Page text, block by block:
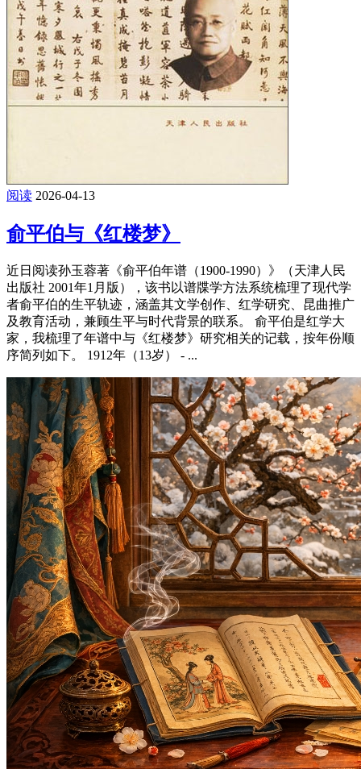
阅读 2026-04-13
俞平伯与《红楼梦》
近日阅读孙玉蓉著《俞平伯年谱（1900-1990）》（天津人民
出版社 2001年1月版），该书以谱牒学方法系统梳理了现代学
者俞平伯的生平轨迹，涵盖其文学创作、红学研究、昆曲推广
及教育活动，兼顾生平与时代背景的联系。 俞平伯是红学大
家，我梳理了年谱中与《红楼梦》研究相关的记载，按年份顺
序简列如下。 1912年（13岁） - ...